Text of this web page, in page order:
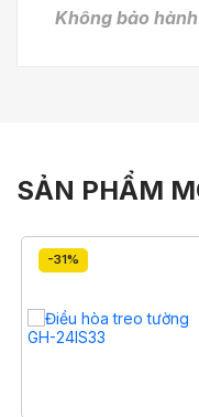
Không bảo
SẢN PHẨM
-31%